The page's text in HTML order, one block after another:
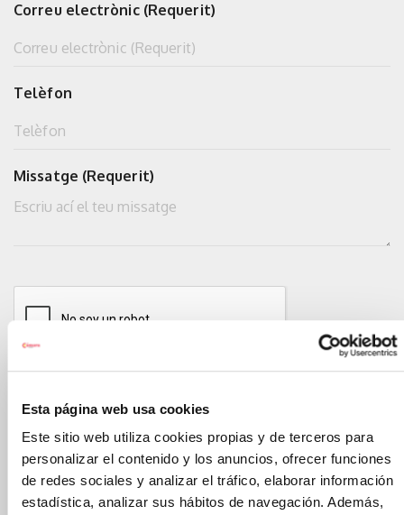
Esta página web usa cookies
Este sitio web utiliza cookies propias y de terceros para
personalizar el contenido y los anuncios, ofrecer funciones
de redes sociales y analizar el tráfico, elaborar información
estadística, analizar sus hábitos de navegación. Además,
Correu electrònic (Requerit)
Telèfon
Missatge (Requerit)
He llegit i estic d'acord ambPolítica de privacitat
ENVIAR